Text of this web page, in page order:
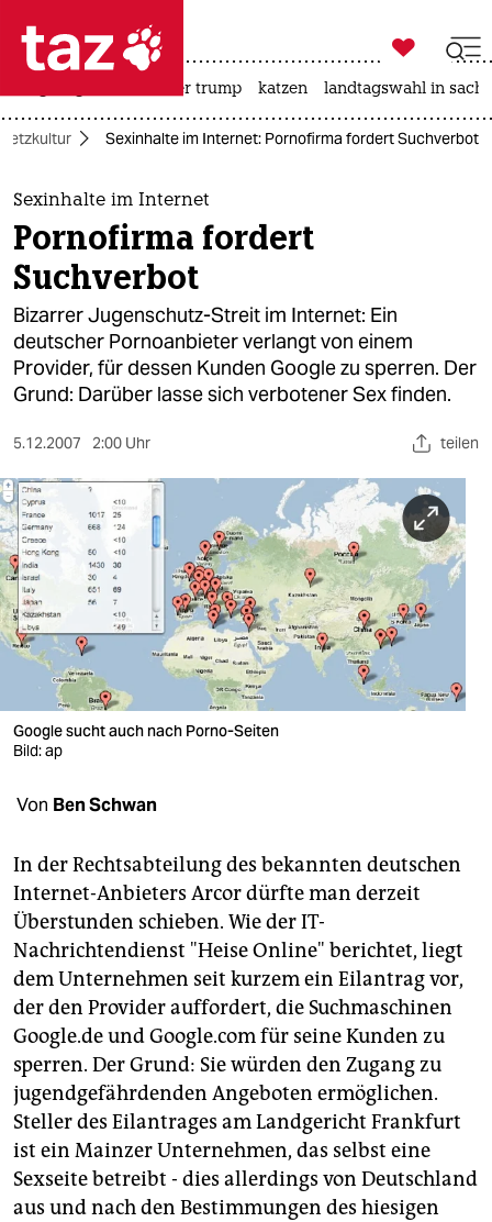
 taz zahl ich
taz zahl ich
themen
politik
öko
gesellschaft
kultur
sport
berlin
nord
wahrheit
verlag
verlag
veranstaltungen
fragen & hilfe
unterstützen
abo
genossenschaft
epaper login

taz zahl ich
usa unter trump katzen landtagswahl in
Netzkultur Sexinhalte im Internet: Pornofirma fordert Suchverbot
Sexinhalte im Internet
Pornofirma fordert
Suchverbot
Bizarrer Jugenschutz-Streit im Internet: Ein
deutscher Pornoanbieter verlangt von einem
Provider, für dessen Kunden Google zu sperren. Der
Grund: Darüber lasse sich verbotener Sex finden.
5.12.2007 2:00 Uhr teilen
Google sucht auch nach Porno-Seiten
Bild: ap
Von Ben Schwan
In der Rechtsabteilung des bekannten deutschen
Internet-Anbieters Arcor dürfte man derzeit
Überstunden schieben. Wie der IT-
Nachrichtendienst "Heise Online" berichtet, liegt
dem Unternehmen seit kurzem ein Eilantrag vor,
der den Provider auffordert, die Suchmaschinen
Google.de und Google.com für seine Kunden zu
sperren. Der Grund: Sie würden den Zugang zu
jugendgefährdenden Angeboten ermöglichen.
Steller des Eilantrages am Landgericht Frankfurt
ist ein Mainzer Unternehmen, das selbst eine
Sexseite betreibt - dies allerdings von Deutschland
aus und nach den Bestimmungen des hiesigen